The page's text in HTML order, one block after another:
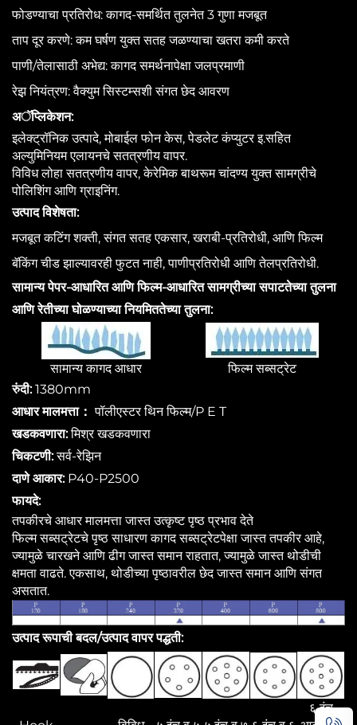
फोडण्याचा प्रतिरोध: कागद-समर्थित तुलनेत 3 गुणा मजबूत
ताप दूर करणे: कम घर्षण युक्त सतह जळण्याचा खतरा कमी करते
पाणी/तेलासाठी अभेद्य: कागद समर्थनापेक्षा जलप्रमाणी
रेझ़ नियंत्रण: वैक्युम सिस्टम्सशी संगत छेद आवरण
अॅप्लिकेशन:
इलेक्ट्रॉनिक उत्पादे, मोबाईल फोन केस, पेडलेट कंप्युटर इ.सहित
अल्युमिनियम एलायनचे सतत्रणीय वापर.
विविध लोहा सतत्रणीय वापर, केरेमिक बाथरूम चांदण्य युक्त सामग्रीचे
पोलिशिंग आणि ग्राइनिंग.
उत्पाद विशेषता:
मजबूत कटिंग शक्ती, संगत सतह एकसार, खराबी-प्रतिरोधी, आणि फिल्म
बॅकिंग चीड झाल्यावरही फुटत नाही, पाणीप्रतिरोधी आणि तेलप्रतिरोधी.
सामान्य पेपर-आधारित आणि फिल्म-आधारित सामग्रीच्या सपाटतेच्या तुलना
आणि रेतीच्या घोळण्याच्या नियमिततेच्या तुलना:
सामान्य कागद आधार
फिल्म सब्सट्रेट
रुंदी:1380mm
आधार मालमत्ता：पॉलीएस्टर थिन फिल्म/P E T
खडकवणारा:मिश्र खडकवणारा
चिकटणी:सर्व-रेझिन
दाणे आकार: P40-P2500
फायदे:
तपकीरचे आधार मालमत्ता जास्त उत्कृष्ट पृष्ठ प्रभाव देते
फिल्म सब्सट्रेटचे पृष्ठ साधारण कागद सब्सट्रेटपेक्षा जास्त तपकीर आहे,
ज्यामुळे चारखने आणि ढीग जास्त समान राहतात, ज्यामुळे जास्त थोडीची
क्षमता वाढते. एकसाथ, थोडीच्या पृष्ठावरील छेद जास्त समान आणि संगत
असतात.
उत्पाद रूपाची बदल/उत्पाद वापर पद्धती:
६ इंच